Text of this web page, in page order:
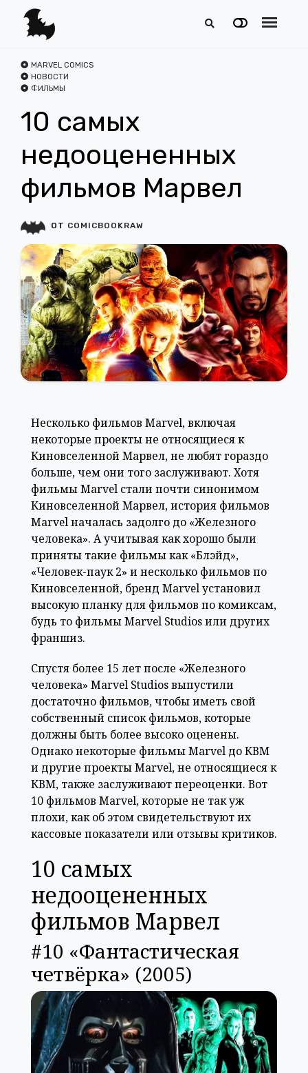
Несколько фильмов Marvel, включая
некоторые проекты не относящиеся к
Киновселенной Марвел, не любят гораздо
больше, чем они того заслуживают. Хотя
фильмы Marvel стали почти синонимом
Киновселенной Марвел, история фильмов
Marvel началась задолго до «Железного
человека». А учитывая как хорошо были
приняты такие фильмы как «Блэйд»,
«Человек-паук 2» и несколько фильмов по
Киновселенной, бренд Marvel установил
высокую планку для фильмов по комиксам,
будь то фильмы Marvel Studios или других
франшиз.
Спустя более 15 лет после «Железного
человека» Marvel Studios выпустили
достаточно фильмов, чтобы иметь свой
собственный список фильмов, которые
должны быть более высоко оценены.
Однако некоторые фильмы Marvel до КВМ
и другие проекты Marvel, не относящиеся к
КВМ, также заслуживают переоценки. Вот
10 фильмов Marvel, которые не так уж
плохи, как об этом свидетельствуют их
кассовые показатели или отзывы критиков.
10 самых
недооцененных
фильмов Марвел
#10 «Фантастическая
четвёрка» (2005)
MARVEL COMICS
НОВОСТИ
ФИЛЬМЫ
10 самых
недооцененных
фильмов Марвел
ОТ COMICBOOKRAW